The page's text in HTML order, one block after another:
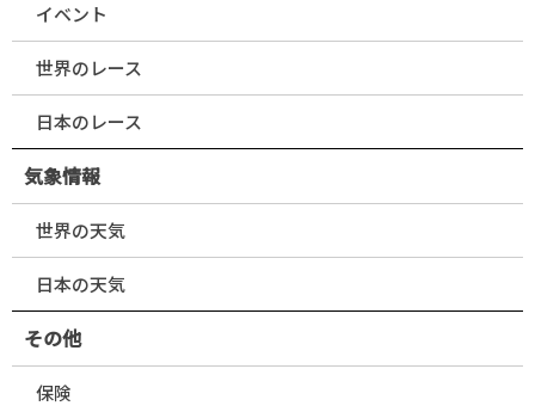
イベント
世界のレース
日本のレース
気象情報
世界の天気
日本の天気
その他
保険